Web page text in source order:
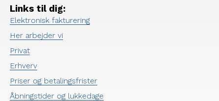
Links til dig:
Elektronisk fakturering
Her arbejder vi
Privat
Erhverv
Priser og betalingsfrister
Åbningstider og lukkedage